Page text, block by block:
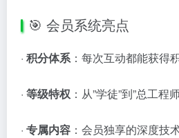
🎯 会员系统亮点
· 积分体系 ：每次互动都能获得
· 等级特权 ：从”学徒”到”总工程
· 专属内容 ：会员独享的深度技